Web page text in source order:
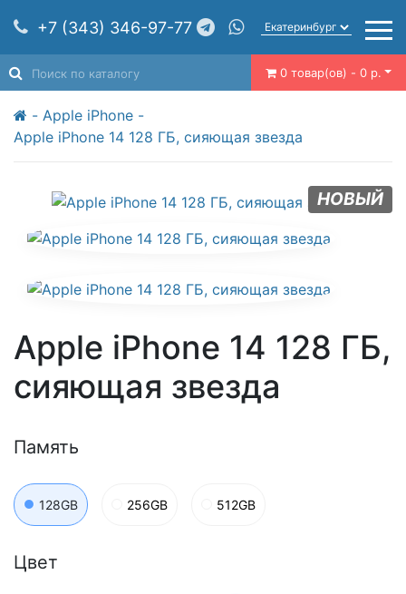
+7 (343) 346-97-77
0 товар(ов) - 0 р.
Apple iPhone
Apple iPhone 14 128 ГБ, сияющая звезда
НОВЫЙ
Apple iPhone 14 128 ГБ,
сияющая звезда
Память
128GB 256GB 512GB
Цвет